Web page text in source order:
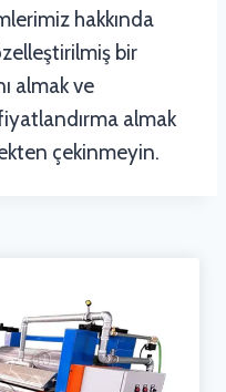
hakkında
bir
almak ve
almak
çekinmeyin.